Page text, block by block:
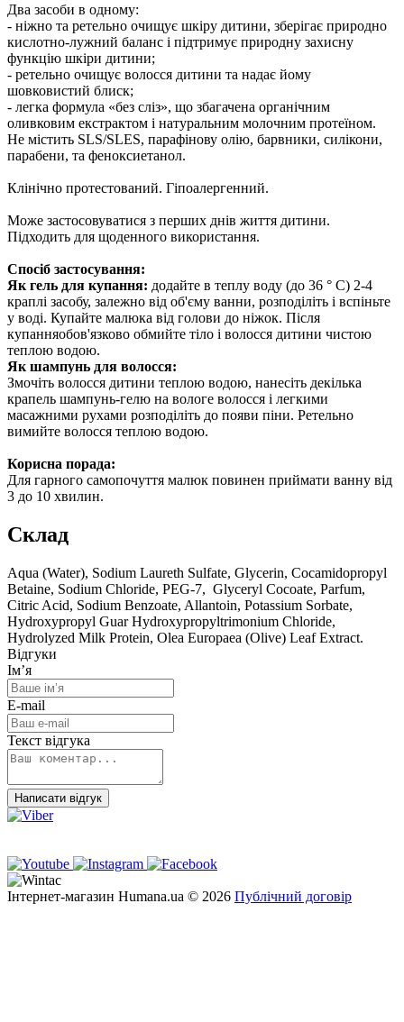
Два засоби в одному:
- ніжно та ретельно очищує шкіру дитини, зберігає природно
кислотно-лужний баланс і підтримує природну захисну
функцію шкіри дитини;
- ретельно очищує волосся дитини та надає йому
шовковистий блиск;
- легка формула «без сліз», що збагачена органічним
оливковим екстрактом і натуральним молочним протеїном.
Не містить SLS/SLES, парафінову олію, барвники, силікони,
парабени, та феноксиетанол.
Клінічно протестований. Гіпоалергенний.
Може застосовуватися з перших днів життя дитини.
Підходить для щоденного використання.
Спосіб застосування:
Як гель для купання: додайте в теплу воду (до 36 ° C) 2-4
краплі засобу, залежно від об'єму ванни, розподіліть і вспіньте
у воді. Купайте малюка від голови до ніжок. Після
купанняобов'язково обмийте тіло і волосся дитини чистою
теплою водою.
Як шампунь для волосся:
Змочіть волосся дитини теплою водою, нанесіть декілька
крапель шампунь-гелю на вологе волосся і легкими
масажними рухами розподіліть до появи піни. Ретельно
вимийте волосся теплою водою.
Корисна порада:
Для гарного самопочуття малюк повинен приймати ванну від
3 до 10 хвилин.
Склад
Aqua (Water), Sodium Laureth Sulfate, Glycerin, Cocamidopropyl
Betaine, Sodium Chloride, PEG-7, Glyceryl Cocoate, Parfum,
Citric Acid, Sodium Benzoate, Allantoin, Potassium Sorbate,
Hydroxypropyl Guar Hydroxypropyltrimonium Chloride,
Hydrolyzed Milk Protein, Olea Europaea (Olive) Leaf Extract.
Відгуки
Ім’я
E-mail
Текст відгука
Написати відгук
Інтернет-магазин Humana.ua © 2026 Публічний договір